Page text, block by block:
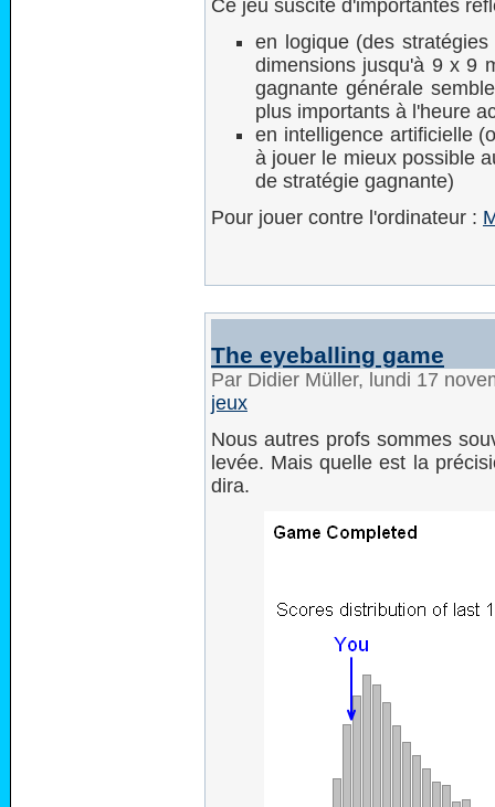
Ce jeu suscite d'importantes
en logique (des
dimensions jusqu'à 9 x 9
gagnante générale
plus importants à l'heure
en intelligence artificielle
à jouer le mieux possible
de stratégie gagnante)
Pour jouer contre l'ordinateur :
The eyeballing game
Par Didier Müller, lundi 17
jeux
Nous autres profs sommes
levée. Mais quelle est la
dira.